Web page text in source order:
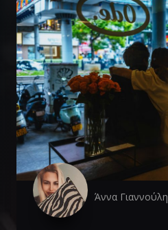
Άννα Γιαννούλη